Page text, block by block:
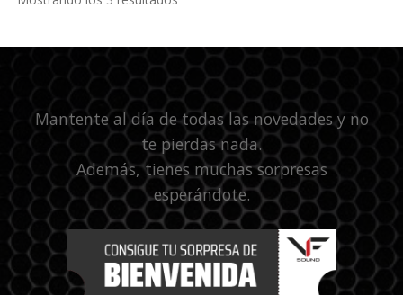
Mantente al día de todas las novedades y no
te pierdas nada.
Además, tienes muchas sorpresas
esperándote.